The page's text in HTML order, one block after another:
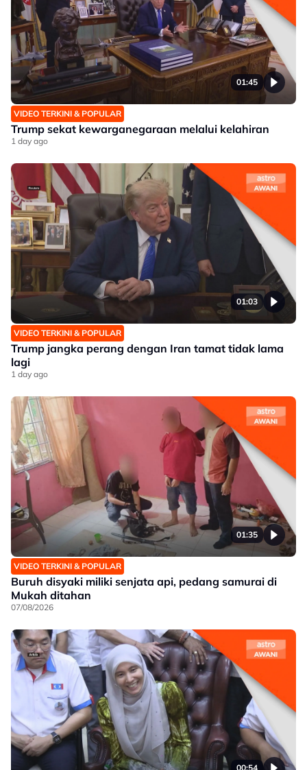
01:45
VIDEO TERKINI & POPULAR
Trump sekat kewarganegaraan melalui kelahiran
1 day ago
01:03
VIDEO TERKINI & POPULAR
Trump jangka perang dengan Iran tamat tidak lama
lagi
1 day ago
01:35
VIDEO TERKINI & POPULAR
Buruh disyaki miliki senjata api, pedang samurai di
Mukah ditahan
07/08/2026
00:54